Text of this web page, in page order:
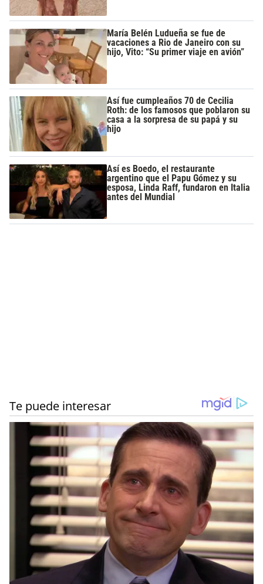
María Belén Ludueña se fue de
vacaciones a Rio de Janeiro con su
hijo, Vito: “Su primer viaje en avión”
Así fue cumpleaños 70 de Cecilia
Roth: de los famosos que poblaron su
casa a la sorpresa de su papá y su
hijo
Así es Boedo, el restaurante
argentino que el Papu Gómez y su
esposa, Linda Raff, fundaron en Italia
antes del Mundial